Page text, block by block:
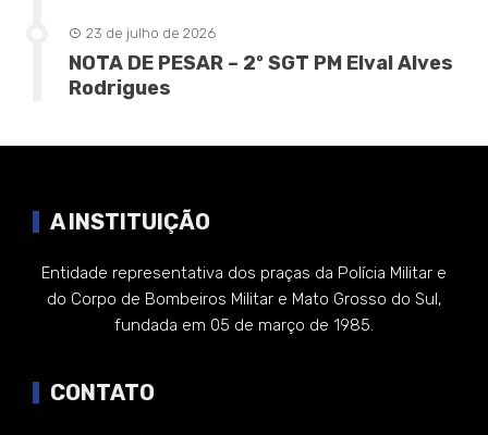
23 de julho de 2026
NOTA DE PESAR – 2º SGT PM Elval Alves
Rodrigues
A INSTITUIÇÃO
Entidade representativa dos praças da Polícia Militar e
do Corpo de Bombeiros Militar e Mato Grosso do Sul,
fundada em 05 de março de 1985.
CONTATO